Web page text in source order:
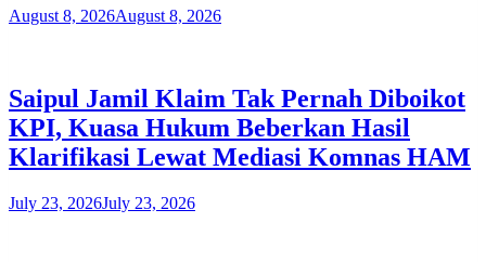
August 8, 2026August 8, 2026
Saipul Jamil Klaim Tak Pernah Diboikot
KPI, Kuasa Hukum Beberkan Hasil
Klarifikasi Lewat Mediasi Komnas HAM
July 23, 2026July 23, 2026